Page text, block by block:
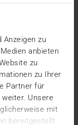
Anzeigen zu
anbieten
zu
zu Ihrer
Partner für
weiter. Unsere
mit
bereitgestellt